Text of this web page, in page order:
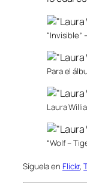
“Invisible”
Para el
Laura
“Wolf –
Síguela en Flickr,